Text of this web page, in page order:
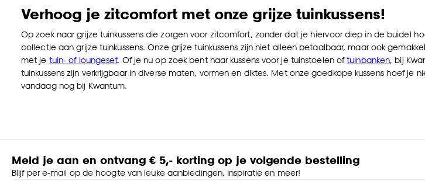
Verhoog je zitcomfort met onze grijze tuinkussens!
Op zoek naar grijze tuinkussens die zorgen voor zitcomfort, zonder dat je hiervoor diep in de buidel
collectie aan grijze tuinkussens. Onze grijze tuinkussens zijn niet alleen betaalbaar, maar ook
met je tuin- of loungeset. Of je nu op zoek bent naar kussens voor je tuinstoelenoftuinbanken,bij
tuinkussens zijn verkrijgbaar in diverse maten, vormen en diktes. Met onze goedkope kussens hoef je
vandaag nog bij Kwantum.
Meld je aan en ontvang € 5,- korting op je volgende bestelling
Blijf per e-mail op de hoogte van leuke aanbiedingen, inspiratie en meer!